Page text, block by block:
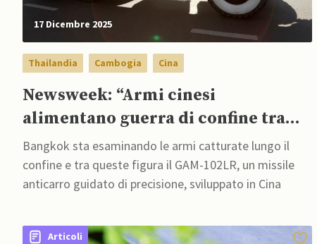
17 Dicembre 2025
Thailandia Cambogia Cina
Newsweek: “Armi cinesi
alimentano guerra di confine tra
Thailandia e Cambogia”
Bangkok sta esaminando le armi catturate lungo il
confine e tra queste figura il GAM-102LR, un missile
anticarro guidato di precisione, sviluppato in Cina
Articoli